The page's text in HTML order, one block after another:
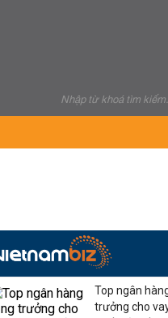
Top ngân
trưởng cho